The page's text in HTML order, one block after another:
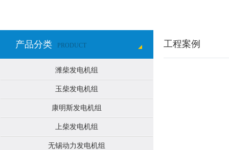
产品分类 PRODUCT
潍柴发电机组
玉柴发电机组
康明斯发电机组
上柴发电机组
无锡动力发电机组
工程案例